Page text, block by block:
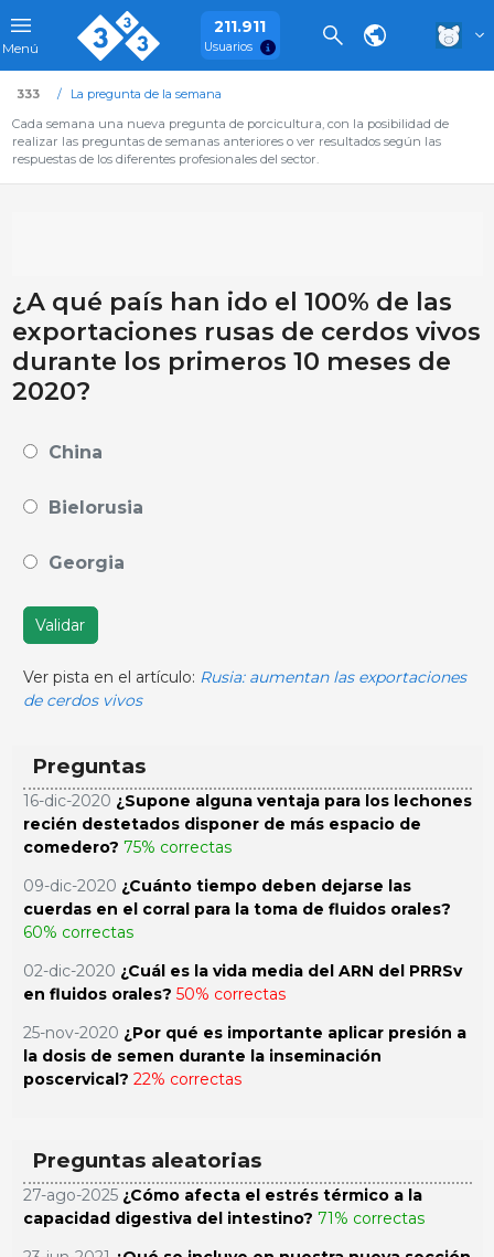
Menú
211.911
Usuarios
333
La pregunta de la semana
Cada semana una nueva pregunta de porcicultura, con la posibilidad de
realizar las preguntas de semanas anteriores o ver resultados según las
respuestas de los diferentes profesionales del sector.
¿A qué país han ido el 100% de las
exportaciones rusas de cerdos vivos
durante los primeros 10 meses de
2020?
China
Bielorusia
Georgia
Validar
Ver pista en el artículo: Rusia: aumentan las exportaciones
de cerdos vivos
Preguntas
16-dic-2020 ¿Supone alguna ventaja para los lechones
recién destetados disponer de más espacio de
comedero? 75% correctas
09-dic-2020 ¿Cuánto tiempo deben dejarse las
cuerdas en el corral para la toma de fluidos orales?
60% correctas
02-dic-2020 ¿Cuál es la vida media del ARN del PRRSv
en fluidos orales? 50% correctas
25-nov-2020 ¿Por qué es importante aplicar presión a
la dosis de semen durante la inseminación
poscervical? 22% correctas
Preguntas aleatorias
27-ago-2025 ¿Cómo afecta el estrés térmico a la
capacidad digestiva del intestino? 71% correctas